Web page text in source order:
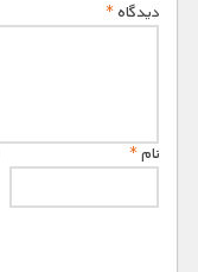
دیدگاه*
نام*